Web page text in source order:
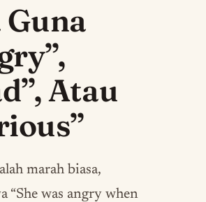
Atau
marah biasa,
“She was angry when